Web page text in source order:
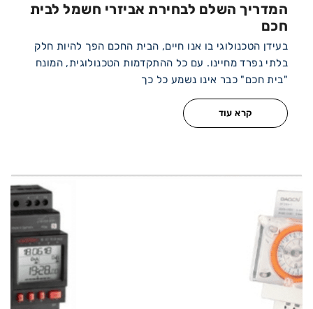
המדריך השלם לבחירת אביזרי חשמל לבית
חכם
בעידן הטכנולוגי בו אנו חיים, הבית החכם הפך להיות חלק
בלתי נפרד מחיינו. עם כל ההתקדמות הטכנולוגית, המונח
"בית חכם" כבר אינו נשמע כל כך
קרא עוד